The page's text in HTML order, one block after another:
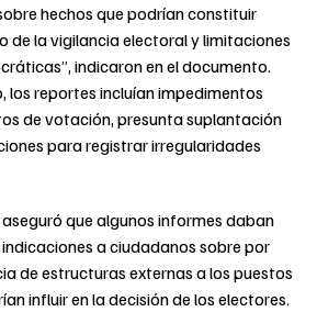
hechos que podrían constituir
de la vigilancia electoral y limitaciones
indicaron en el documento.
los reportes incluían impedimentos
de votación, presunta suplantación
para registrar irregularidades
que algunos informes daban
a ciudadanos sobre por
de estructuras externas a los puestos
influir en la decisión de los electores.